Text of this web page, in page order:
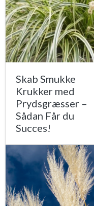
Skab Smukke
Krukker med
Prydsgræsser –
Sådan Får du
Succes!